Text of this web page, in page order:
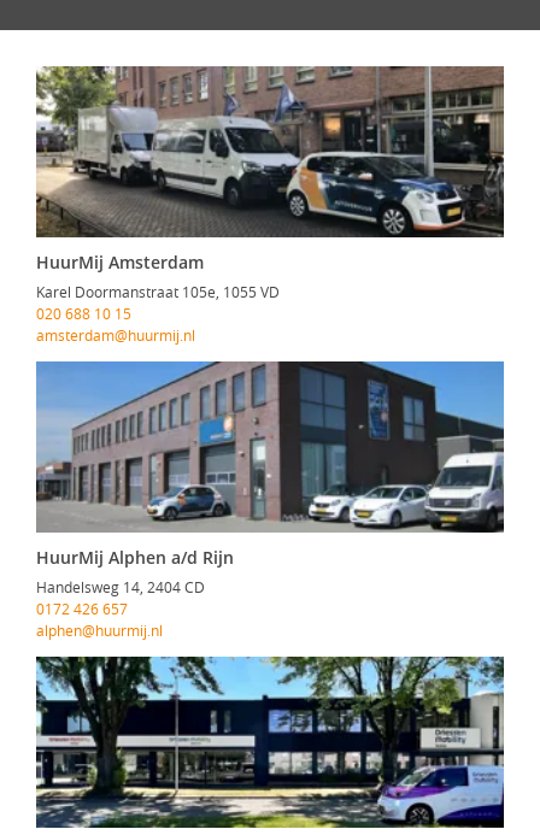
HuurMij Amsterdam
Karel Doormanstraat 105e, 1055 VD
020 688 10 15
amsterdam@huurmij.nl
HuurMij Alphen a/d Rijn
Handelsweg 14, 2404 CD
0172 426 657
alphen@huurmij.nl